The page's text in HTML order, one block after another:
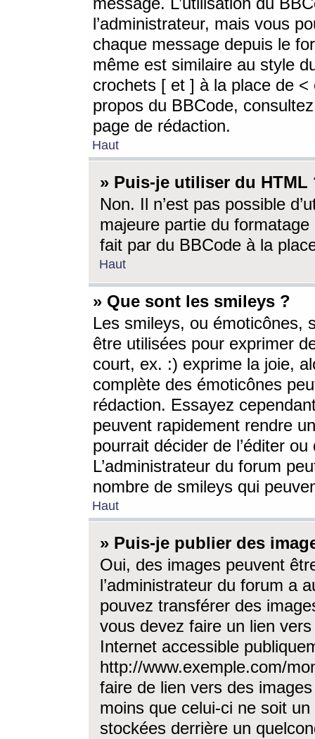
l’administrateur, mais vous
chaque message depuis le
même est similaire au style
crochets [ et ] à la place de <
propos du BBCode,
page de rédaction.
Haut
» Puis-je utiliser du HTML
Non. Il n’est pas possible
majeure partie du
fait par du BBCode à la
Haut
» Que sont les smileys ?
Les smileys, ou émoticônes,
être utilisées pour exprimer
court, ex. :) exprime la joie,
complète des émoticônes
rédaction. Essayez
peuvent rapidement rendre
pourrait décider de l’éditer
L’administrateur du forum
nombre de smileys qui
Haut
» Puis-je publier des
Oui, des images peuvent
l’administrateur du forum a
pouvez transférer des
vous devez faire un lien
Internet accessible
http://www.exemple.com/
faire de lien vers des
moins que celui-ci ne soit
stockées derrière un